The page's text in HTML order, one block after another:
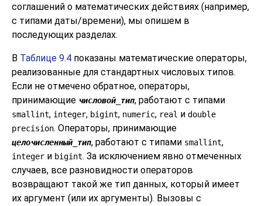
соглашений о математических действиях (например,
с типами даты/времени), мы опишем в
последующих разделах.
В Таблице 9.4 показаны математические операторы,
реализованные для стандартных числовых типов.
Если не отмечено обратное, операторы,
принимающие числовой_тип, работают с типами
smallint, integer, bigint, numeric, real и double
precision. Операторы, принимающие
целочисленный_тип, работают с типами smallint,
integer и bigint. За исключением явно отмеченных
случаев, все разновидности операторов
возвращают такой же тип данных, который имеет
их аргумент (или их аргументы). Вызовы с